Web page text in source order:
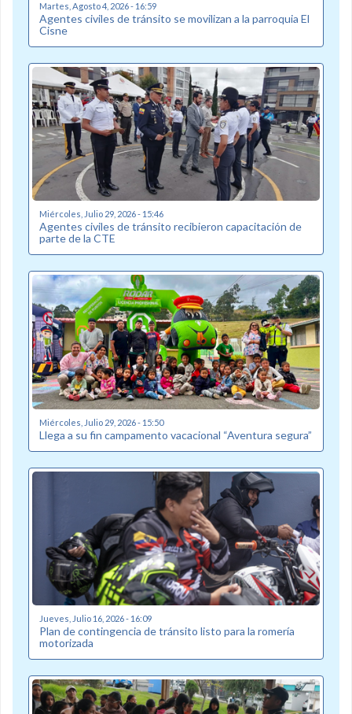
Martes, Agosto 4, 2026 - 16:59
Agentes civiles de tránsito se movilizan a la parroquia El
Cisne
Miércoles, Julio 29, 2026 - 15:46
Agentes civiles de tránsito recibieron capacitación de
parte de la CTE
Miércoles, Julio 29, 2026 - 15:50
Llega a su fin campamento vacacional “Aventura segura”
Jueves, Julio 16, 2026 - 16:09
Plan de contingencia de tránsito listo para la romería
motorizada